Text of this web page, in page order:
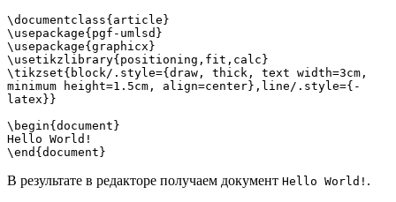
\documentclass{article}
\usepackage{pgf-umlsd}
\usepackage{graphicx}
\usetikzlibrary{positioning,fit,calc}
\tikzset{block/.style={draw, thick, text width=3cm,
minimum height=1.5cm, align=center},line/.style={-
latex}}
\begin{document}
Hello World!
\end{document}
В результате в редакторе получаем документ Hello World! .